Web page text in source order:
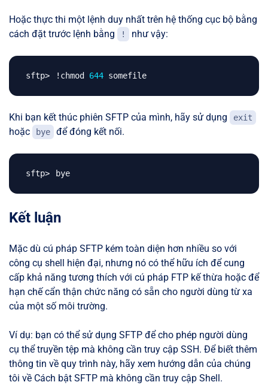
Hoặc thực thi một lệnh duy nhất trên hệ thống cục bộ bằng
cách đặt trước lệnh bằng
! như vậy:
! chmod 644
Khi bạn kết thúc phiên SFTP của mình, hãy sử dụng exit
hoặc bye để đóng kết nối.
Kết luận
Mặc dù cú pháp SFTP kém toàn diện hơn nhiều so với
công cụ shell hiện đại, nhưng nó có thể hữu ích để cung
cấp khả năng tương thích với cú pháp FTP kế thừa hoặc để
hạn chế cẩn thận chức năng có sẵn cho người dùng từ xa
của một số môi trường.
Ví dụ: bạn có thể sử dụng SFTP để cho phép người dùng
cụ thể truyền tệp mà không cần truy cập SSH. Để biết thêm
thông tin về quy trình này, hãy xem hướng dẫn của chúng
tôi về Cách bật SFTP mà không cần truy cập Shell.